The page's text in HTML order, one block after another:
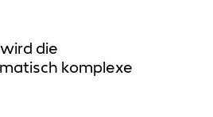
die
komplexe